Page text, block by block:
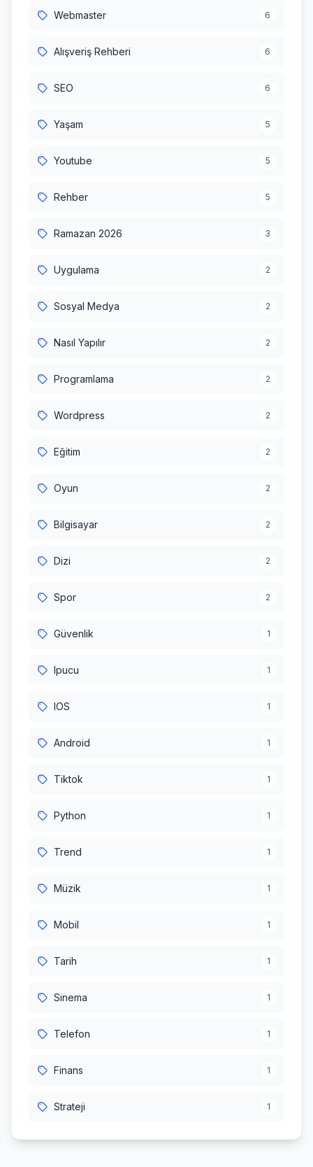
Webmaster 6
Alışveriş Rehberi 6
SEO 6
Yaşam 5
Youtube 5
Rehber 5
Ramazan 2026 3
Uygulama 2
Sosyal Medya 2
Nasıl Yapılır 2
Programlama 2
Wordpress 2
Eğitim 2
Oyun 2
Bilgisayar 2
Dizi 2
Spor 2
Güvenlik 1
Ipucu 1
IOS 1
Android 1
Tiktok 1
Python 1
Trend 1
Müzik 1
Mobil 1
Tarih 1
Sinema 1
Telefon 1
Finans 1
Strateji 1